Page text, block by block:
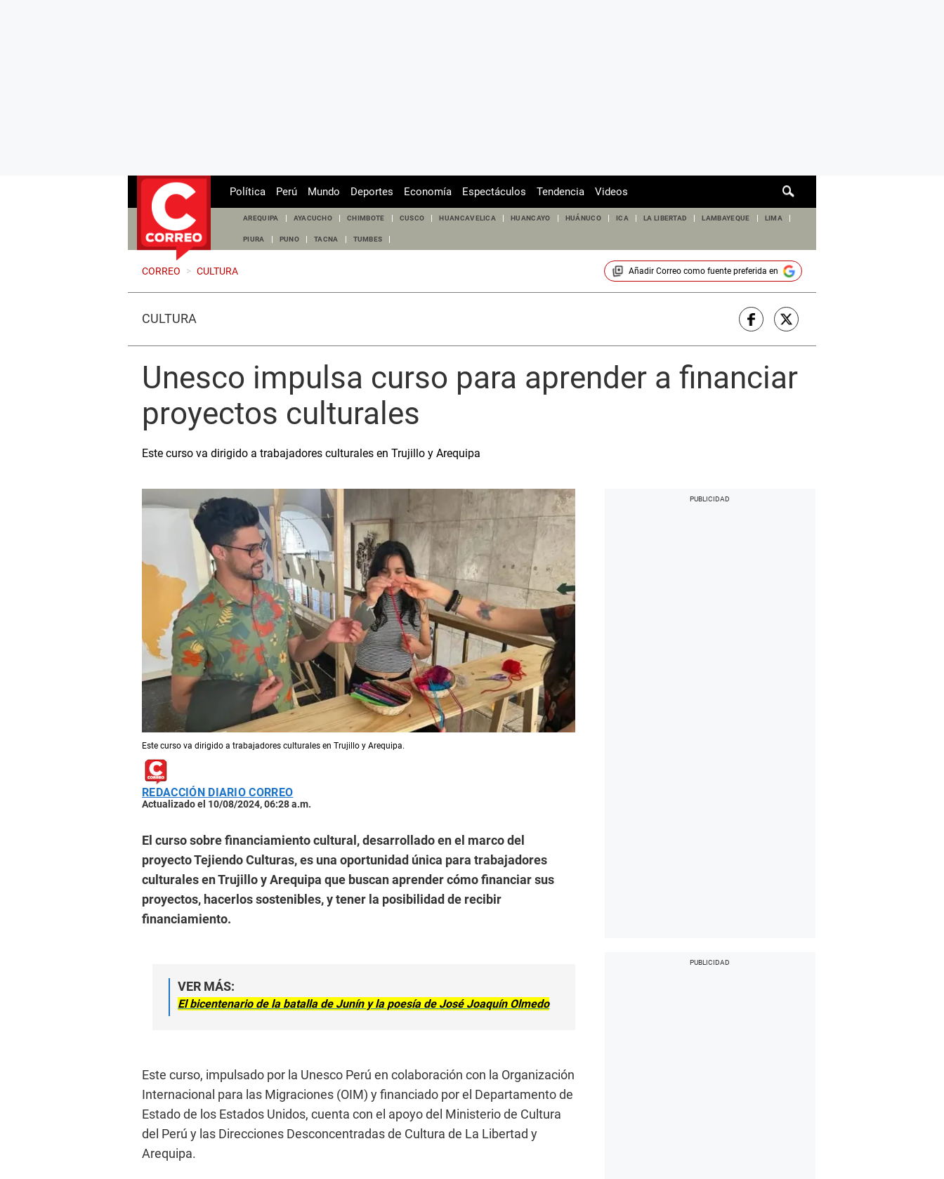
de
Política Perú Mundo Deportes Economía Espectáculos Tendencia Videos
AREQUIPA AYACUCHO CHIMBOTE CUSCO HUANCAVELICA HUANCAYO HUÁNUCO ICA LA LIBERTAD LAMBAYEQUE LIMA
PIURA PUNO TACNA TUMBES
CORREO > CULTURA Añadir Correocomo fuente preferida en
CULTURA
Unesco impulsa curso para aprender a financiar
proyectos culturales
Este curso va dirigido a trabajadores culturales en Trujillo y Arequipa
Este curso va dirigido a trabajadores culturales en Trujillo y Arequipa.
REDACCIÓN DIARIO CORREO
Actualizado el 10/08/2024, 06:28 a.m.
El curso sobre financiamiento cultural, desarrollado en el marco del
proyecto Tejiendo Culturas, es una oportunidad única para trabajadores
culturales en Trujillo y Arequipa que buscan aprender cómo financiar sus
proyectos, hacerlos sostenibles, y tener la posibilidad de recibir
financiamiento.
VER MÁS:
El bicentenario de la batalla de Junín y la poesía de José Joaquín Olmedo
Este curso, impulsado por la Unesco Perú en colaboración con la Organización
Internacional para las Migraciones (OIM) y financiado por el Departamento de
Estado de los Estados Unidos, cuenta con el apoyo del Ministerio de Cultura
del Perú y las Direcciones Desconcentradas de Cultura de La Libertad y
Arequipa.